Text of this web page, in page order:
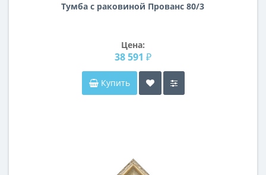
Тумба с раковиной Прованс 80/3
Цена:
38 591 ₽
Купить